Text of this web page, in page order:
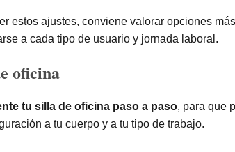
estos ajustes, conviene valorar opciones
a cada tipo de usuario y jornada laboral.
oficina
tu silla de oficina paso a paso, para que
a tu cuerpo y a tu tipo de trabajo.